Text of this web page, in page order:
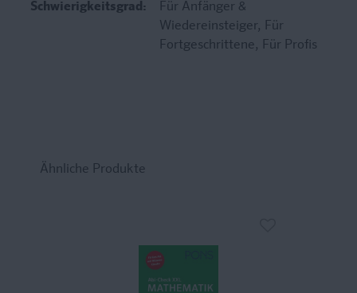
Schwierigkeitsgrad:
Für Anfänger &
Wiedereinsteiger, Für
Fortgeschrittene, Für Profis
Ähnliche Produkte